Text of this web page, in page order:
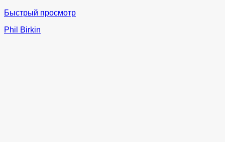
Быстрый просмотр
Phil Birkin